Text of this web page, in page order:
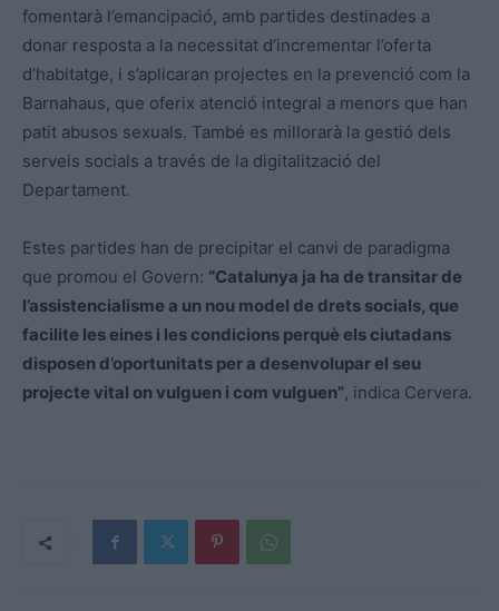
fomentarà l’emancipació, amb partides destinades a
donar resposta a la necessitat d’incrementar l’oferta
d’habitatge, i s’aplicaran projectes en la prevenció com la
Barnahaus, que oferix atenció integral a menors que han
patit abusos sexuals. També es millorarà la gestió dels
serveis socials a través de la digitalització del
Departament.
Estes partides han de precipitar el canvi de paradigma
que promou el Govern: “Catalunya ja ha de transitar de
l’assistencialisme a un nou model de drets socials, que
facilite les eines i les condicions perquè els ciutadans
disposen d’oportunitats per a desenvolupar el seu
projecte vital on vulguen i com vulguen”, indica Cervera.